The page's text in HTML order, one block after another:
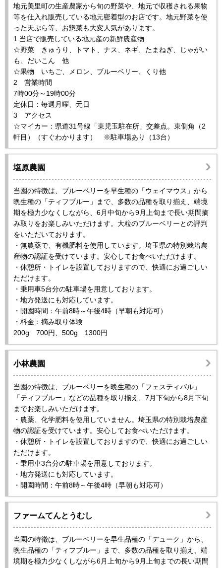
地元美里町の生産農家から旬の野菜や、地元で収穫される果物
等を仕入れ販売している地元密着型のお店です。地元野菜を使
った天ぷら等、お惣菜も大変人気があります。
1.当店で販売している地元産の新鮮農産物
☆野菜 きゅうり、トマト、ナス、ネギ、たまねぎ、じゃがい
も、だいこん 他
☆果物 いちご、メロン、ブルーベリー、くり他
2 営業時間
7時00分～19時00分
定休日：毎週月曜、元日
3 アクセス
☆マイカー：県道31号線「東児玉駐在所」交差点。東側角（2
軒目）（すぐわかります） ※駐車場あり（13台）
塩原農園
当園の特徴は、ブルーベリーを早生種の「ウェイマウス」から
晩生種の「ティフブルー」まで、多数の品種を取り揃え、端境
期を極力少なくしながら、6月中旬から9月上旬まで長い期間摘
み取りをお楽しみいただけます。大粒のブルーベリーとの評判
をいただいております。
・無農薬で、有機肥料を使用しています。埼玉県の特別栽培農
産物の認証を受けています。安心してお食べいただけます。
・休憩所・トイレを設置しておりますので、快適にお過ごしい
ただけます。
・乗用車5台分の駐車場を用意しております。
・地方発送にも対応しています。
・開園時間：午前8時～午後4時（早朝も対応可）
・料金：摘み取り体験
200g 700円、500g 1300円
小林農園
当園の特徴は、ブルーベリーを晩生種の「フェスティバル」
「ティフブルー」などの品種を取り揃え、7月下旬から8月下旬
までお楽しみいただけます。
・農薬、化学肥料を使用していません。埼玉県の特別栽培農産
物の認証を受けています。安心してお食べいただけます。
・休憩所・トイレを設置しておりますので、快適にお過ごしい
ただけます。
・乗用車3台分の駐車場を用意しております。
・地方発送にも対応しています。
・開園時間：午前8時～午後4時（早朝も対応可）
ファームてんとうむし
当園の特徴は、ブルーベリーを早生品種の「デューク」から、
晩生品種の「ティフブルー」まで、多数の品種を取り揃え、端
境期を極力少なくしながら6月上旬から9月上旬までの長い期間